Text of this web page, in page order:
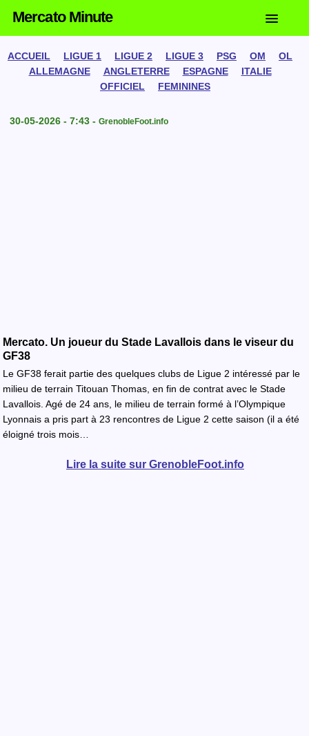
Mercato Minute
ACCUEIL LIGUE 1 LIGUE 2 LIGUE 3 PSG OM
OL
ALLEMAGNE
ANGLETERRE ESPAGNE
ITALIE
OFFICIEL
FEMININES
30-05-2026 - 7:43 - GrenobleFoot.info
Mercato. Un joueur du Stade Lavallois dans le viseur du
GF38
Le GF38 ferait partie des quelques clubs de Ligue 2 intéressé par le
milieu de terrain Titouan Thomas, en fin de contrat avec le Stade
Lavallois. Agé de 24 ans, le milieu de terrain formé à l’Olympique
Lyonnais a pris part à 23 rencontres de Ligue 2 cette saison (il a été
éloigné trois mois…
Lire la suite sur GrenobleFoot.info